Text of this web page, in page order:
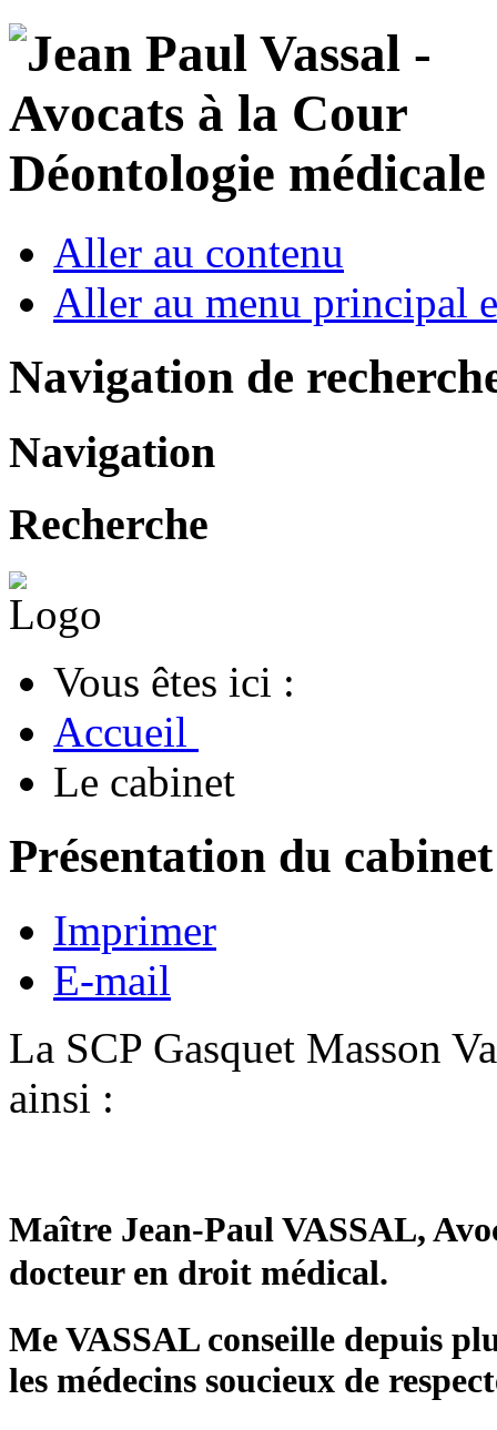
Déontologie
Aller au contenu
Aller au menu principal
Navigation de
Navigation
Recherche
Vous êtes ici :
Accueil
Le cabinet
Présentation du cabinet
Imprimer
E-mail
La SCP Gasquet Masson
ainsi :
Maître Jean-Paul VASSAL,
docteur en droit médical.
Me VASSAL conseille depuis
les médecins soucieux de